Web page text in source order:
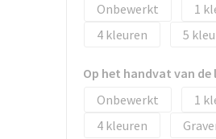
Onbewerkt
1
4
5
Op het handvat van de
Onbewerkt
1
4